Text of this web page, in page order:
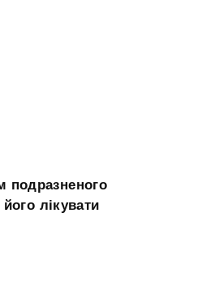
подразненого
лікувати